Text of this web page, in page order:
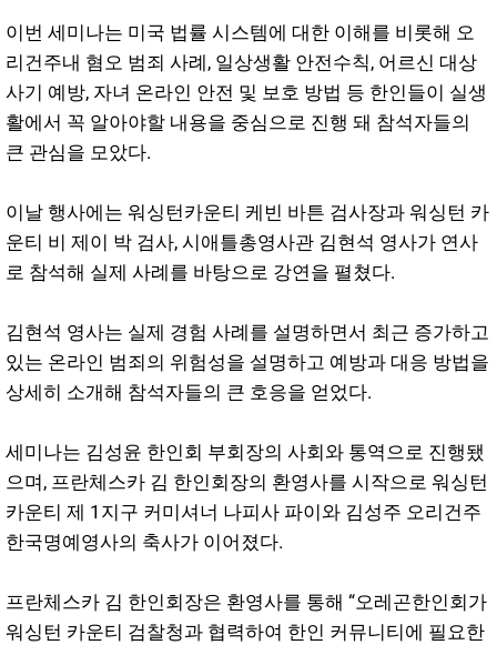
이번 세미나는 미국 법률 시스템에 대한 이해를 비롯해 오
리건주내 혐오 범죄 사례, 일상생활 안전수칙, 어르신 대상
사기 예방, 자녀 온라인 안전 및 보호 방법 등 한인들이 실생
활에서 꼭 알아야할 내용을 중심으로 진행 돼 참석자들의
큰 관심을 모았다.
이날 행사에는 워싱턴카운티 케빈 바튼 검사장과 워싱턴 카
운티 비 제이 박 검사, 시애틀총영사관 김현석 영사가 연사
로 참석해 실제 사례를 바탕으로 강연을 펼쳤다.
김현석 영사는 실제 경험 사례를 설명하면서 최근 증가하고
있는 온라인 범죄의 위험성을 설명하고 예방과 대응 방법을
상세히 소개해 참석자들의 큰 호응을 얻었다.
세미나는 김성윤 한인회 부회장의 사회와 통역으로 진행됐
으며, 프란체스카 김 한인회장의 환영사를 시작으로 워싱턴
카운티 제 1지구 커미셔너 나피사 파이와 김성주 오리건주
한국명예영사의 축사가 이어졌다.
프란체스카 김 한인회장은 환영사를 통해 “오레곤한인회가
워싱턴 카운티 검찰청과 협력하여 한인 커뮤니티에 필요한